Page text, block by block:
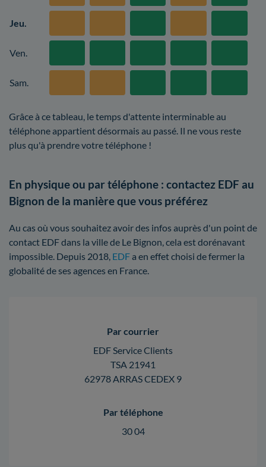
Jeu.
Ven.
Sam.
Grâce à ce tableau, le temps d'attente interminable au
téléphone appartient désormais au passé. Il ne vous reste
plus qu'à prendre votre téléphone !
En physique ou par téléphone : contactez EDF au
Bignon de la manière que vous préférez
Au cas où vous souhaitez avoir des infos auprès d'un point de
contact EDF dans la ville de Le Bignon, cela est dorénavant
impossible. Depuis 2018, EDFa en effet choisi de fermer la
globalité de ses agences en France.
Par courrier
EDF Service Clients
TSA 21941
62978 ARRAS CEDEX 9
Par téléphone
30 04